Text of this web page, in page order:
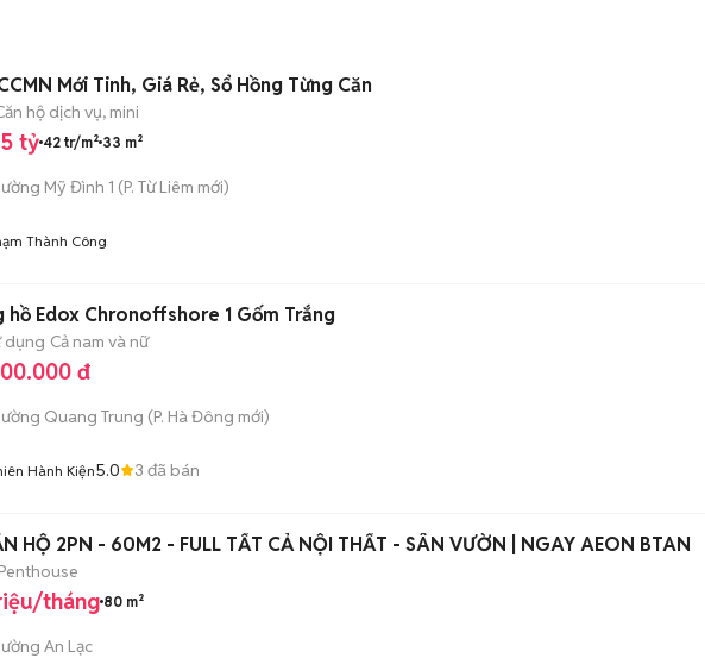
Mới Tinh, Giá Rẻ, Sổ Hồng Từng Căn
hộ dịch vụ, mini
tỷ 42 tr/m² 33 m²
Mỹ Đình 1 (P. Từ Liêm mới)
Thành Công
hồ Edox Chronoffshore 1 Gốm Trắng
dụng Cả nam và nữ
đ
Quang Trung (P. Hà Đông mới)
Hành Kiện5.0 3 đã bán
HỘ 2PN - 60M2 - FULL TẤT CẢ NỘI THẤT - SÂN VƯỜN | NGAY AEON BTAN
Penthouse
tháng 80 m²
An Lạc